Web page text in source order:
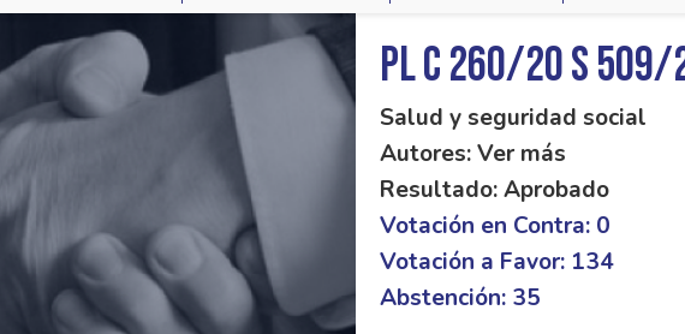
PL C 260/20 S 509/
Salud y seguridad social
Autores: Ver más
Resultado: Aprobado
Votación en Contra: 0
Votación a Favor: 134
Abstención: 35